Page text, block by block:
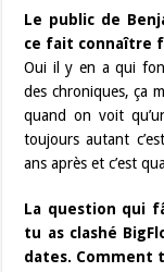
Le public de
ce fait connaître
Oui il y en a qui
des chroniques, ça
quand on voit
toujours autant
ans après et c’est
La question qui
tu as clashé
dates. Comment